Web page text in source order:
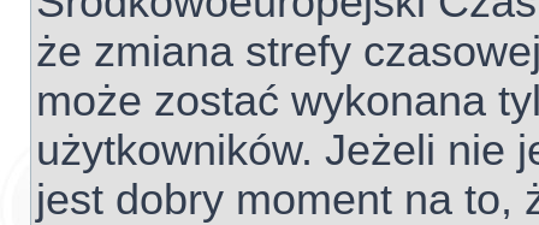
że zmiana strefy
może zostać wykonana
użytkowników. Jeżeli nie
jest dobry moment na to,